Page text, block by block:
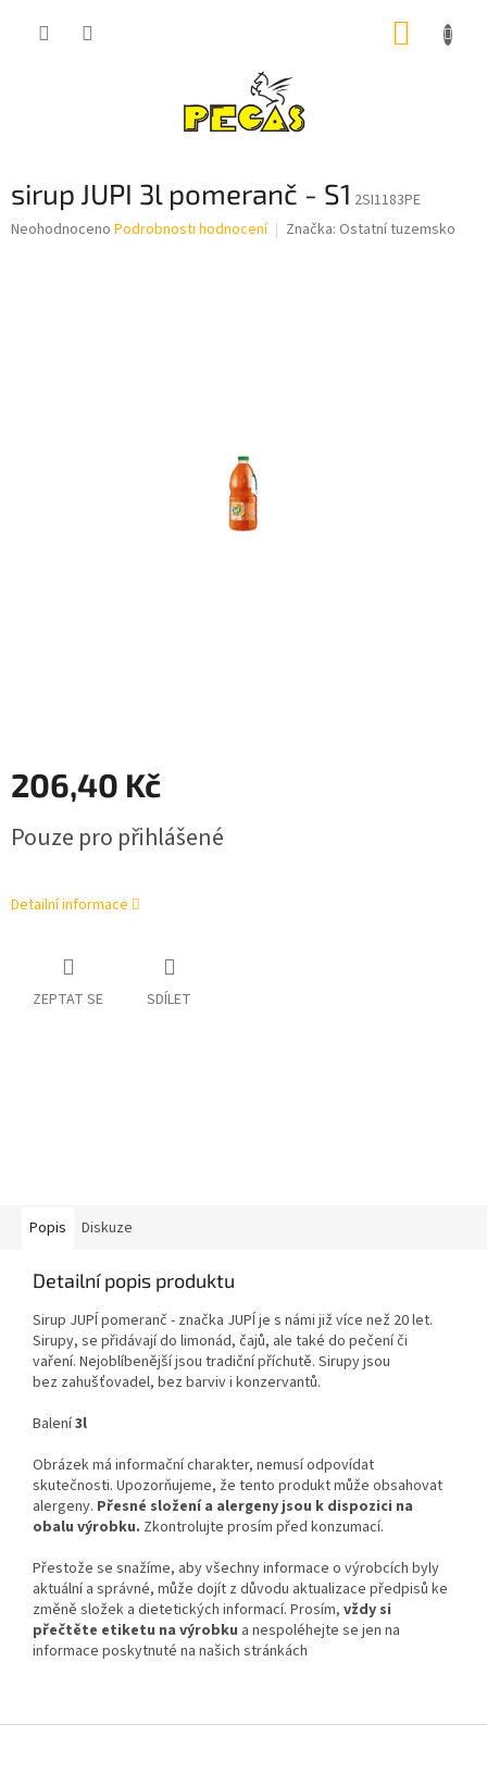
sirup JUPI 3l pomeranč - S1 2SI1183PE
Průměrné
Neohodnoceno Podrobnosti hodnocení Značka: Ostatní tuzemsko
206,40 Kč
cena:
Pouze pro přihlášené
Detailní informace
ZEPTAT SE SDÍLET
Popis Diskuze
Detailní popis produktu
Sirup JUPÍ pomeranč - značka JUPÍ je s námi již více než 20 let.
Sirupy, se přidávají do limonád, čajů, ale také do pečení či
vaření. Nejoblíbenější jsou tradiční příchutě. Sirupy jsou
bez zahušťovadel, bez barviv i konzervantů.
Balení3l
Obrázek má informační charakter, nemusí odpovídat
skutečnosti. Upozorňujeme, že tento produkt může obsahovat
alergeny. Přesné složení a alergeny jsou k dispozici na
obalu výrobku. Zkontrolujte prosím před konzumací.
Přestože se snažíme, aby všechny informace o výrobcích byly
aktuální a správné, může dojít z důvodu aktualizace předpisů ke
změně složek a dietetických informací. Prosím, vždy si
přečtěte etiketu na výrobku a nespoléhejte se jen na
informace poskytnuté na našich stránkách